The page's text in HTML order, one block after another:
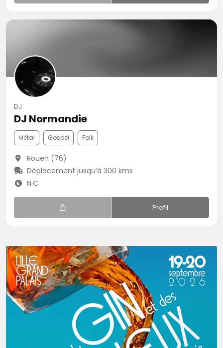
DJ
DJ Normandie
Métal Gospel Folk
Rouen (76)
Déplacement jusqu’à 300 kms
N.C
Profil